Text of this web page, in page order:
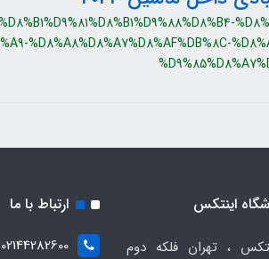
%D8%A8%D8%A7%D8%AF%DB%8C-
اینتکس
، تهران فلکه دوم
ارتباط با ما
02144282600